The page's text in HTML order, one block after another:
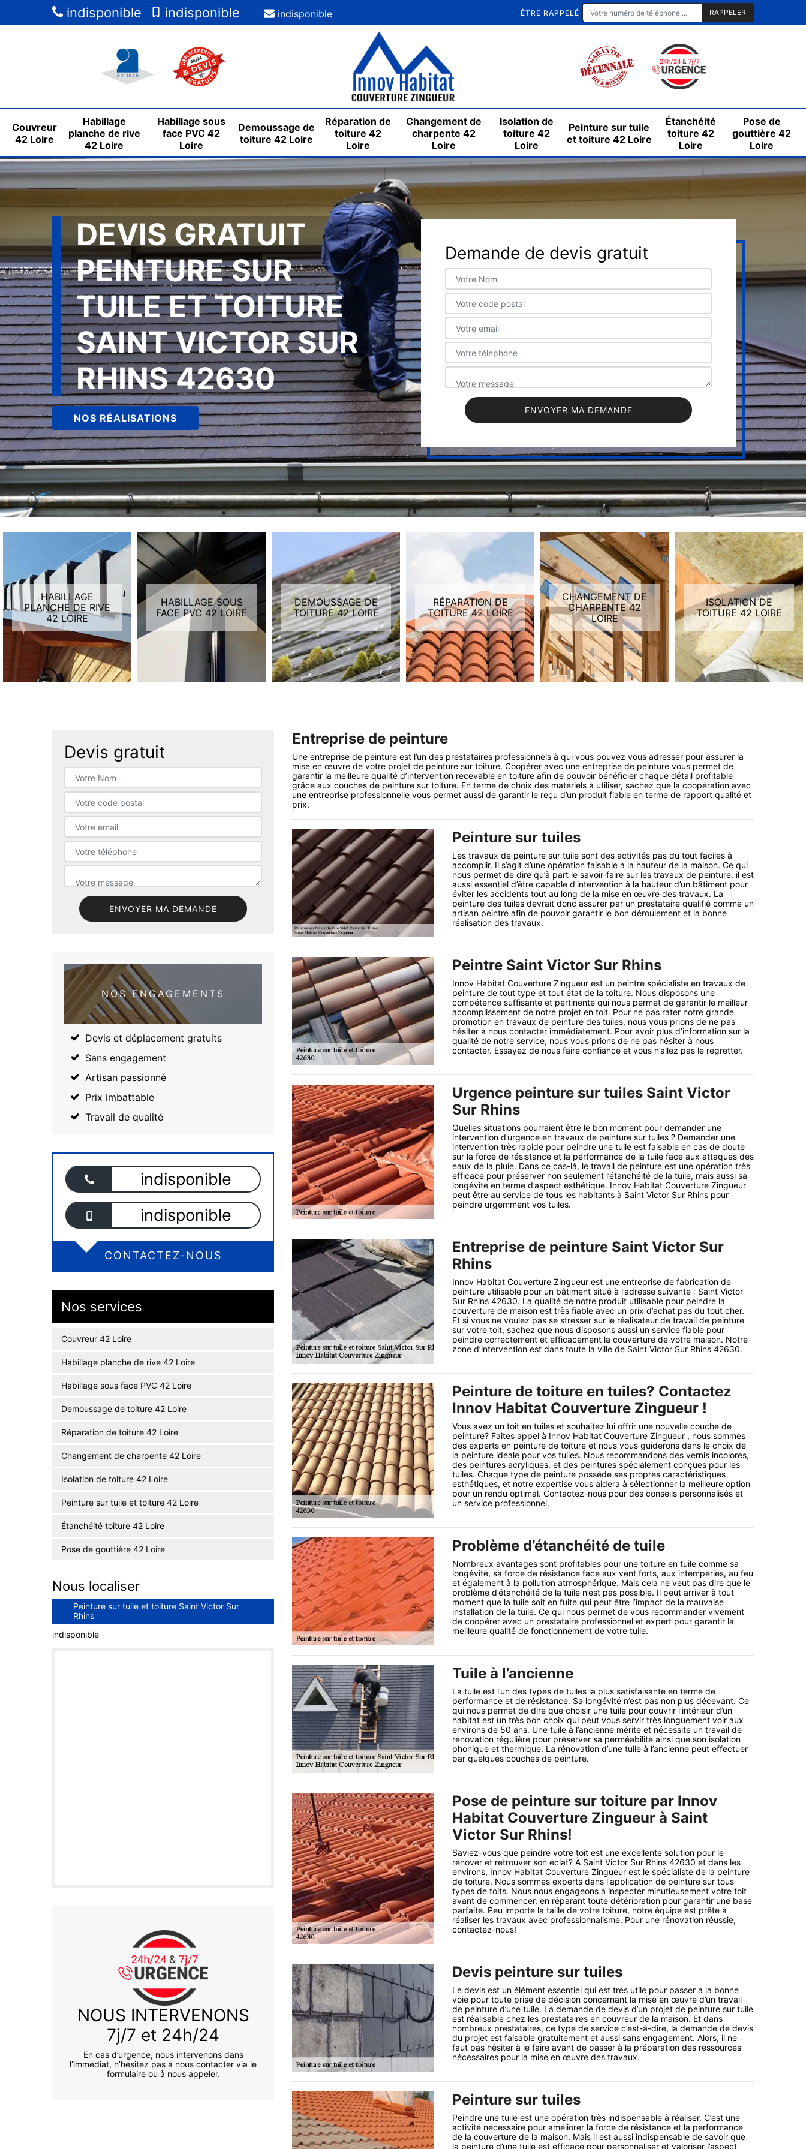
indisponible indisponible indisponible ÊTRE RAPPELÉ
Couvreur
42 Loire
Habillage
planche de rive
42 Loire
Habillage sous
face PVC 42
Loire
Demoussage de
toiture 42 Loire
Réparation de
toiture 42
Loire
Changement de
charpente 42
Loire
Isolation de
toiture 42
Loire
Peinture sur tuile
et toiture 42 Loire
Étanchéité
toiture 42
Loire
Pose de
gouttière 42
Loire
DEVIS GRATUIT
PEINTURE SUR
TUILE ET TOITURE
SAINT VICTOR SUR
RHINS 42630
NOS RÉALISATIONS
Demande de devis gratuit
HABILLAGE
PLANCHE DE RIVE
42 LOIRE
HABILLAGE SOUS
FACE PVC 42 LOIRE
DEMOUSSAGE DE
TOITURE 42 LOIRE
RÉPARATION DE
TOITURE 42 LOIRE
CHANGEMENT DE
CHARPENTE 42
LOIRE
ISOLATION DE
TOITURE 42 LOIRE
Devis gratuit
NOS ENGAGEMENTS
Devis et déplacement gratuits
Sans engagement
Artisan passionné
Prix imbattable
Travail de qualité
indisponible
indisponible
CONTACTEZ-NOUS
Nos services
Couvreur 42 Loire
Habillage planche de rive 42 Loire
Habillage sous face PVC 42 Loire
Demoussage de toiture 42 Loire
Réparation de toiture 42 Loire
Changement de charpente 42 Loire
Isolation de toiture 42 Loire
Peinture sur tuile et toiture 42 Loire
Étanchéité toiture 42 Loire
Pose de gouttière 42 Loire
Nous localiser
Peinture sur tuile et toiture Saint Victor Sur
Rhins
indisponible
NOUS INTERVENONS
7j/7 et 24h/24
En cas d’urgence, nous intervenons dans
l’immédiat, n’hésitez pas à nous contacter via le
formulaire ou à nous appeler.
Entreprise de peinture
Une entreprise de peinture est l’un des prestataires professionnels à qui vous pouvez vous adresser pour assurer la
mise en œuvre de votre projet de peinture sur toiture. Coopérer avec une entreprise de peinture vous permet de
garantir la meilleure qualité d’intervention recevable en toiture afin de pouvoir bénéficier chaque détail profitable
grâce aux couches de peinture sur toiture. En terme de choix des matériels à utiliser, sachez que la coopération avec
une entreprise professionnelle vous permet aussi de garantir le reçu d’un produit fiable en terme de rapport qualité et
prix.
Peinture sur tuiles
Les travaux de peinture sur tuile sont des activités pas du tout faciles à
accomplir. Il s’agit d’une opération faisable à la hauteur de la maison. Ce qui
nous permet de dire qu’à part le savoir-faire sur les travaux de peinture, il est
aussi essentiel d’être capable d’intervention à la hauteur d’un bâtiment pour
éviter les accidents tout au long de la mise en œuvre des travaux. La
peinture des tuiles devrait donc assurer par un prestataire qualifié comme un
artisan peintre afin de pouvoir garantir le bon déroulement et la bonne
réalisation des travaux.
Peintre Saint Victor Sur Rhins
Innov Habitat Couverture Zingueur est un peintre spécialiste en travaux de
peinture de tout type et tout état de la toiture. Nous disposons une
compétence suffisante et pertinente qui nous permet de garantir le meilleur
accomplissement de notre projet en toit. Pour ne pas rater notre grande
promotion en travaux de peinture des tuiles, nous vous prions de ne pas
hésiter à nous contacter immédiatement. Pour avoir plus d’information sur la
qualité de notre service, nous vous prions de ne pas hésiter à nous
contacter. Essayez de nous faire confiance et vous n’allez pas le regretter.
Urgence peinture sur tuiles Saint Victor
Sur Rhins
Quelles situations pourraient être le bon moment pour demander une
intervention d’urgence en travaux de peinture sur tuiles ? Demander une
intervention très rapide pour peindre une tuile est faisable en cas de doute
sur la force de résistance et la performance de la tuile face aux attaques des
eaux de la pluie. Dans ce cas-là, le travail de peinture est une opération très
efficace pour préserver non seulement l’étanchéité de la tuile, mais aussi sa
longévité en terme d’aspect esthétique. Innov Habitat Couverture Zingueur
peut être au service de tous les habitants à Saint Victor Sur Rhins pour
peindre urgemment vos tuiles.
Entreprise de peinture Saint Victor Sur
Rhins
Innov Habitat Couverture Zingueur est une entreprise de fabrication de
peinture utilisable pour un bâtiment situé à l’adresse suivante : Saint Victor
Sur Rhins 42630. La qualité de notre produit utilisable pour peindre la
couverture de maison est très fiable avec un prix d’achat pas du tout cher.
Et si vous ne voulez pas se stresser sur le réalisateur de travail de peinture
sur votre toit, sachez que nous disposons aussi un service fiable pour
peindre correctement et efficacement la couverture de votre maison. Notre
zone d’intervention est dans toute la ville de Saint Victor Sur Rhins 42630.
Peinture de toiture en tuiles? Contactez
Innov Habitat Couverture Zingueur !
Vous avez un toit en tuiles et souhaitez lui offrir une nouvelle couche de
peinture? Faites appel à Innov Habitat Couverture Zingueur , nous sommes
des experts en peinture de toiture et nous vous guiderons dans le choix de
la peinture idéale pour vos tuiles. Nous recommandons des vernis incolores,
des peintures acryliques, et des peintures spécialement conçues pour les
tuiles. Chaque type de peinture possède ses propres caractéristiques
esthétiques, et notre expertise vous aidera à sélectionner la meilleure option
pour un rendu optimal. Contactez-nous pour des conseils personnalisés et
un service professionnel.
Problème d’étanchéité de tuile
Nombreux avantages sont profitables pour une toiture en tuile comme sa
longévité, sa force de résistance face aux vent forts, aux intempéries, au feu
et également à la pollution atmosphérique. Mais cela ne veut pas dire que le
problème d’étanchéité de la tuile n’est pas possible. Il peut arriver à tout
moment que la tuile soit en fuite qui peut être l’impact de la mauvaise
installation de la tuile. Ce qui nous permet de vous recommander vivement
de coopérer avec un prestataire professionnel et expert pour garantir la
meilleure qualité de fonctionnement de votre tuile.
Tuile à l’ancienne
La tuile est l’un des types de tuiles la plus satisfaisante en terme de
performance et de résistance. Sa longévité n’est pas non plus décevant. Ce
qui nous permet de dire que choisir une tuile pour couvrir l’intérieur d’un
habitat est un très bon choix qui peut vous servir très longuement voir aux
environs de 50 ans. Une tuile à l’ancienne mérite et nécessite un travail de
rénovation régulière pour préserver sa perméabilité ainsi que son isolation
phonique et thermique. La rénovation d’une tuile à l’ancienne peut effectuer
par quelques couches de peinture.
Pose de peinture sur toiture par Innov
Habitat Couverture Zingueur à Saint
Victor Sur Rhins!
Saviez-vous que peindre votre toit est une excellente solution pour le
rénover et retrouver son éclat? À Saint Victor Sur Rhins 42630 et dans les
environs, Innov Habitat Couverture Zingueur est le spécialiste de la peinture
de toiture. Nous sommes experts dans l'application de peinture sur tous
types de toits. Nous nous engageons à inspecter minutieusement votre toit
avant de commencer, en réparant toute détérioration pour garantir une base
parfaite. Peu importe la taille de votre toiture, notre équipe est prête à
réaliser les travaux avec professionnalisme. Pour une rénovation réussie,
contactez-nous!
Devis peinture sur tuiles
Le devis est un élément essentiel qui est très utile pour passer à la bonne
voie pour toute prise de décision concernant la mise en œuvre d’un travail
de peinture d’une tuile. La demande de devis d’un projet de peinture sur tuile
est réalisable chez les prestataires en couvreur de la maison. Et dans
nombreux prestataires, ce type de service c’est-à-dire, la demande de devis
du projet est faisable gratuitement et aussi sans engagement. Alors, il ne
faut pas hésiter à le faire avant de passer à la préparation des ressources
nécessaires pour la mise en œuvre des travaux.
Peinture sur tuiles
Peindre une tuile est une opération très indispensable à réaliser. C’est une
activité nécessaire pour améliorer la force de résistance et la performance
de la couverture de la maison. Mais il est aussi indispensable de savoir que
la peinture d’une tuile est efficace pour personnaliser et valoriser l’aspect